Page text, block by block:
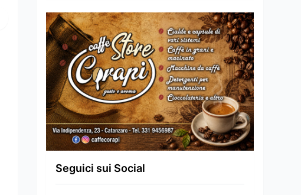
Seguici sui Social